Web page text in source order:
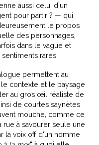
aussi celui d’un
pour partir ? — qui
le propos
des personnages,
dans le vague et
rares.
permettent au
contexte et le paysage
au gros œil réaliste de
de courtes saynètes
mouche, comme ce
à savourer seule une
la voix off d’un homme